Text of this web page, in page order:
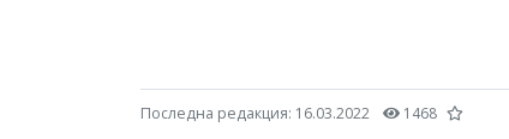
Последна редакция: 16.03.2022 1468